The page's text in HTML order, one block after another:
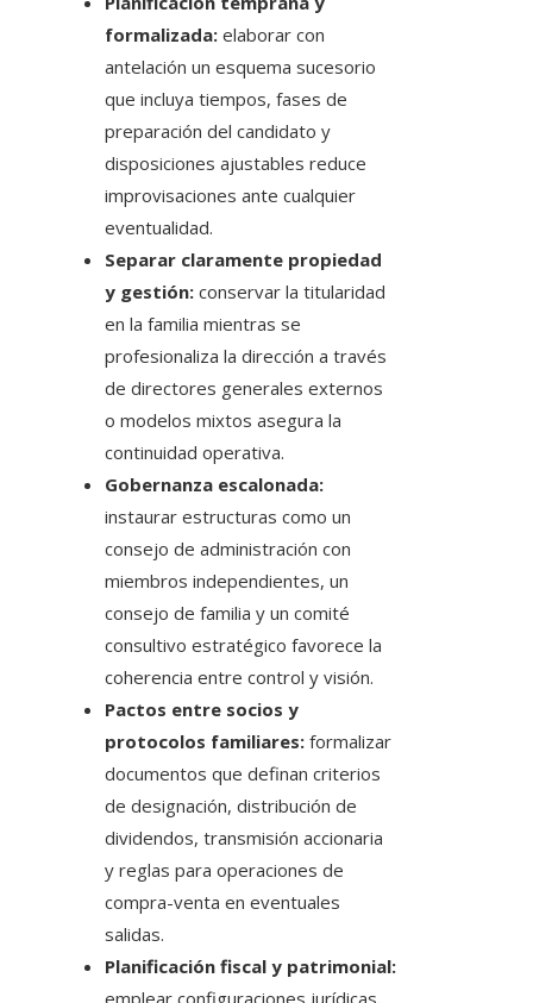
formalizada: elaborar con
antelación un esquema sucesorio
que incluya tiempos, fases de
preparación del candidato y
disposiciones ajustables reduce
improvisaciones ante cualquier
eventualidad.
Separar claramente propiedad
y gestión: conservar la titularidad
en la familia mientras se
profesionaliza la dirección a través
de directores generales externos
o modelos mixtos asegura la
continuidad operativa.
Gobernanza escalonada:
instaurar estructuras como un
consejo de administración con
miembros independientes, un
consejo de familia y un comité
consultivo estratégico favorece la
coherencia entre control y visión.
Pactos entre socios y
protocolos familiares: formalizar
documentos que definan criterios
de designación, distribución de
dividendos, transmisión accionaria
y reglas para operaciones de
compra-venta en eventuales
salidas.
Planificación fiscal y patrimonial: